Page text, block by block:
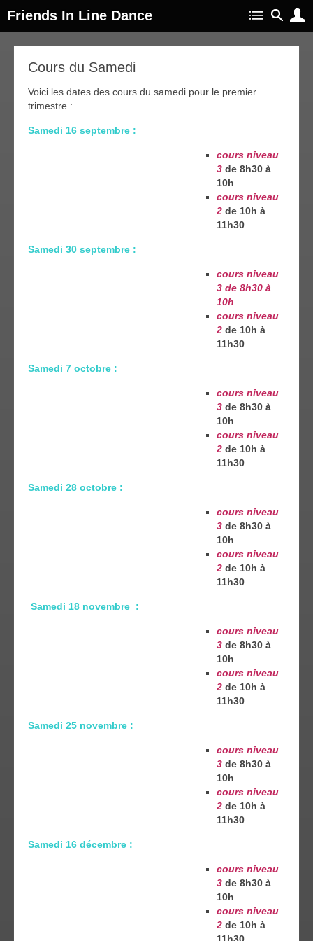
Friends In Line Dance
Cours du Samedi
Voici les dates des cours du samedi pour le premier
trimestre :
Samedi 16 septembre :
cours niveau
3 de 8h30 à
10h
cours niveau
2 de 10h à
11h30
Samedi 30 septembre :
cours niveau
3 de 8h30 à
10h
cours niveau
2 de 10h à
11h30
Samedi 7 octobre :
cours niveau
3 de 8h30 à
10h
cours niveau
2 de 10h à
11h30
Samedi 28 octobre :
cours niveau
3 de 8h30 à
10h
cours niveau
2 de 10h à
11h30
Samedi 18 novembre :
cours niveau
3 de 8h30 à
10h
cours niveau
2 de 10h à
11h30
Samedi 25 novembre :
cours niveau
3 de 8h30 à
10h
cours niveau
2 de 10h à
11h30
Samedi 16 décembre :
cours niveau
3 de 8h30 à
10h
cours niveau
2 de 10h à